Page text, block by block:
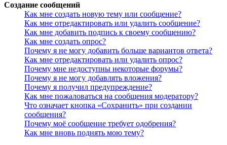
Создание сообщений
Как мне создать новую тему или сообщение?
Как мне отредактировать или удалить сообщение?
Как мне добавить подпись к своему сообщению?
Как мне создать опрос?
Почему я не могу добавить больше вариантов ответа?
Как мне отредактировать или удалить опрос?
Почему мне недоступны некоторые форумы?
Почему я не могу добавлять вложения?
Почему я получил предупреждение?
Как мне пожаловаться на сообщения модератору?
Что означает кнопка «Сохранить» при создании
сообщения?
Почему моё сообщение требует одобрения?
Как мне вновь поднять мою тему?